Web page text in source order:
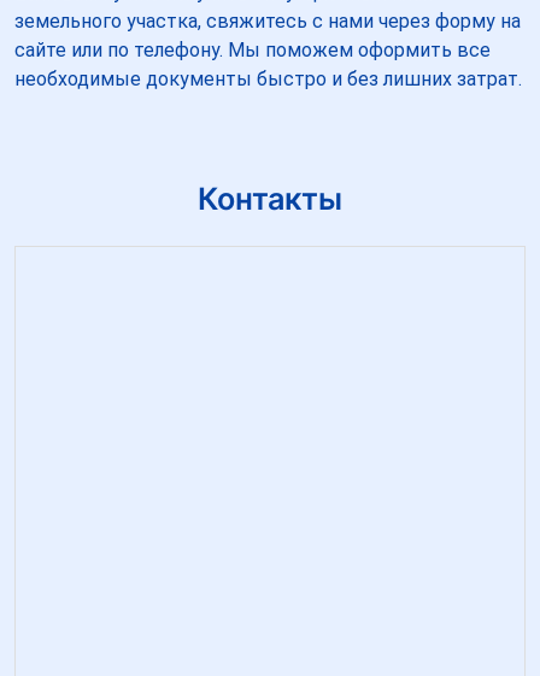
земельного участка, свяжитесь с нами через форму на
сайте или по телефону. Мы поможем оформить все
необходимые документы быстро и без лишних затрат.
Контакты